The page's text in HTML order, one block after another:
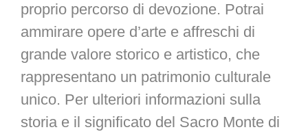
proprio percorso di devozione. Potrai
ammirare opere d’arte e affreschi di
grande valore storico e artistico, che
rappresentano un patrimonio culturale
unico. Per ulteriori informazioni sulla
storia e il significato del Sacro Monte di